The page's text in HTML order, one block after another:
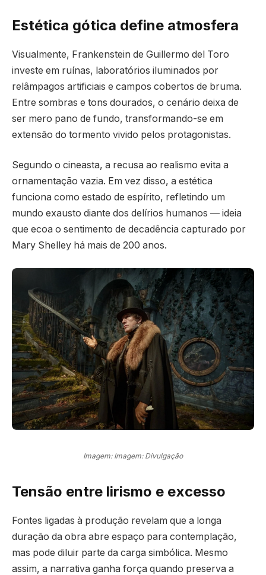
Estética gótica define atmosfera
Visualmente, Frankenstein de Guillermo del Toro
investe em ruínas, laboratórios iluminados por
relâmpagos artificiais e campos cobertos de bruma.
Entre sombras e tons dourados, o cenário deixa de
ser mero pano de fundo, transformando-se em
extensão do tormento vivido pelos protagonistas.
Segundo o cineasta, a recusa ao realismo evita a
ornamentação vazia. Em vez disso, a estética
funciona como estado de espírito, refletindo um
mundo exausto diante dos delírios humanos — ideia
que ecoa o sentimento de decadência capturado por
Mary Shelley há mais de 200 anos.
Imagem: Imagem: Divulgação
Tensão entre lirismo e excesso
Fontes ligadas à produção revelam que a longa
duração da obra abre espaço para contemplação,
mas pode diluir parte da carga simbólica. Mesmo
assim, a narrativa ganha força quando preserva a